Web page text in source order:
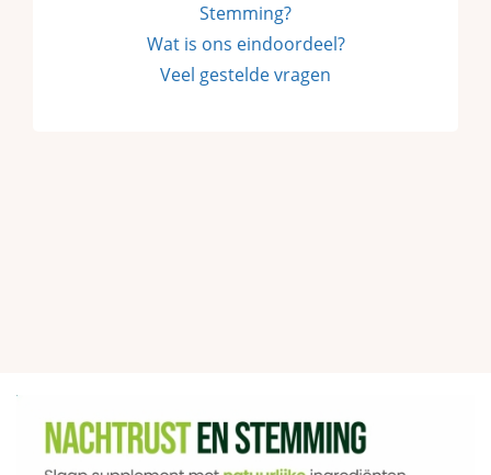
Stemming?
Wat is ons eindoordeel?
Veel gestelde vragen